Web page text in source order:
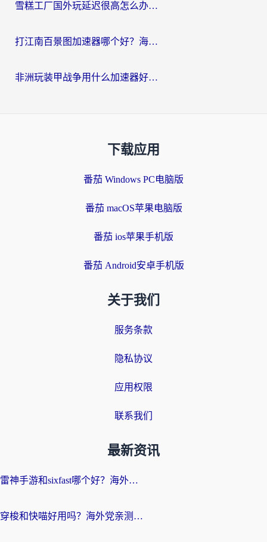
雪糕工厂国外玩延迟很高怎么办？海外玩家国服游戏加速终极攻略（附实测推荐）
打江南百景图加速器哪个好？海外党踩坑N次后，终于找到不卡的秘诀
非洲玩装甲战争用什么加速器好？海外党亲测有效的国服游戏加速方案
下载应用
番茄 Windows PC电脑版
番茄 macOS苹果电脑版
番茄 ios苹果手机版
番茄 Android安卓手机版
关于我们
服务条款
隐私协议
应用权限
联系我们
最新资讯
雷神手游和sixfast哪个好？海外党亲测3款回国加速器，教你选对不踩坑
穿梭和快喵好用吗？海外党亲测：小众加速器对比+番茄加速器深度体验